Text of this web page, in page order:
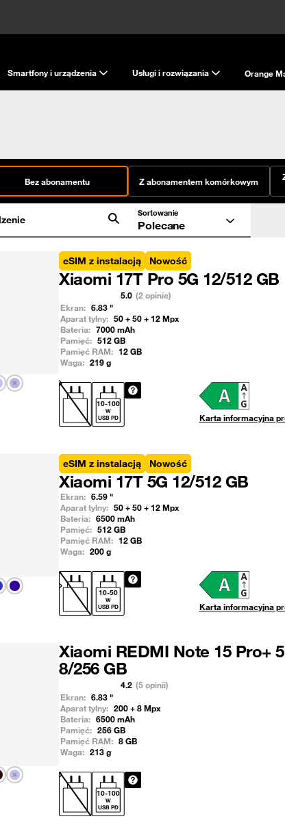
Smartfony i urządzenia Usługi i rozwiązania Orange
Bez abonamentu Z abonamentem komórkowym
Sortowanie
Polecane
Pokaż następny
eSIM z instalacją Nowość
Xiaomi 17T Pro 5G 12/512 GB
5.0 (2 opinie)
Ekran: 6.83 "
Aparat tylny: 50 + 50 + 12Mpx
Bateria: 7000mAh
Pamięć: 512GB
Pamięć RAM: 12GB
Waga: 219g
10-100
W
USB PD
Karta informacyjna
Pokaż następny
eSIM z instalacją Nowość
Xiaomi 17T 5G 12/512 GB
Ekran: 6.59 "
Aparat tylny: 50 + 50 + 12Mpx
Bateria: 6500mAh
Pamięć: 512GB
Pamięć RAM: 12GB
Waga: 200g
10-50
W
USB PD
Karta informacyjna
Pokaż następny
Xiaomi REDMI Note 15 Pro+
8/256 GB
4.2 (5 opinii)
Ekran: 6.83 "
Aparat tylny: 200 + 8Mpx
Bateria: 6500mAh
Pamięć: 256GB
Pamięć RAM: 8GB
Waga: 213g
10-100
W
USB PD